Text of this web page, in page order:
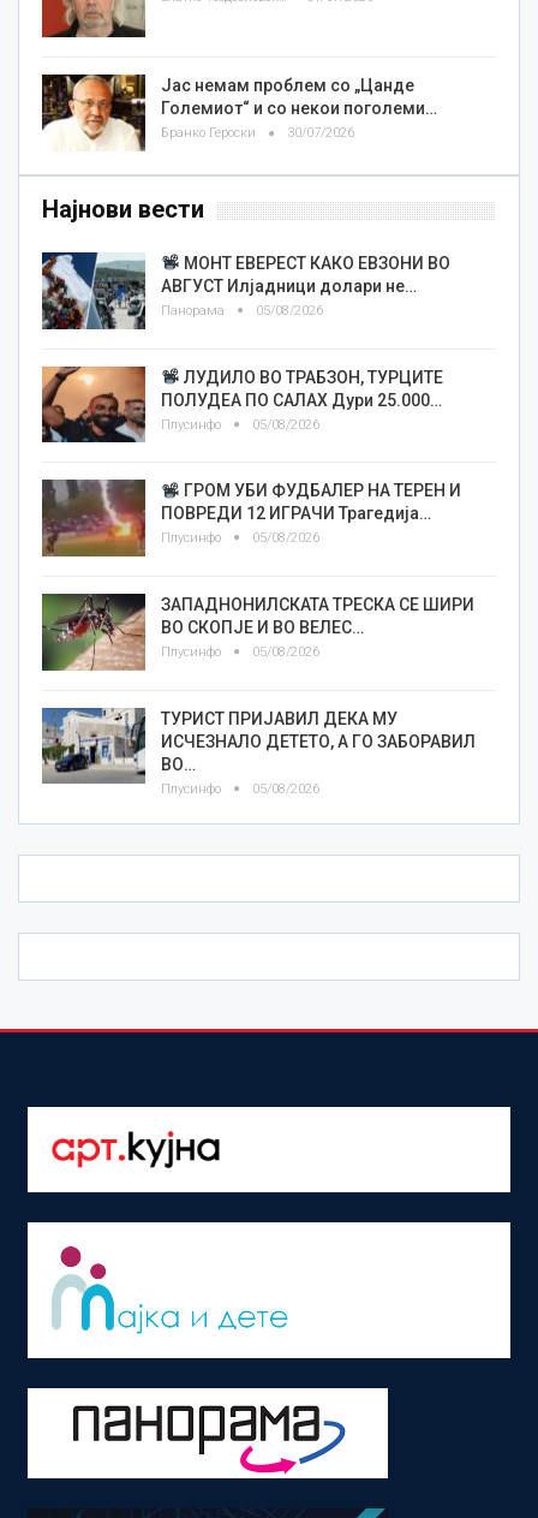
Јас немам проблем со „Цанде
Големиот“ и со некои поголеми…
Бранко Героски 30/07/2026
Најнови вести
МОНТ ЕВЕРЕСТ КАКО ЕВЗОНИ ВО
АВГУСТ Илјадници долари не…
Панорама 05/08/2026
ЛУДИЛО ВО ТРАБЗОН, ТУРЦИТЕ
ПОЛУДЕА ПО САЛАХ Дури 25.000…
Плусинфо 05/08/2026
ГРОМ УБИ ФУДБАЛЕР НА ТЕРЕН И
ПОВРЕДИ 12 ИГРАЧИ Трагедија…
Плусинфо 05/08/2026
ЗАПАДНОНИЛСКАТА ТРЕСКА СЕ ШИРИ
ВО СКОПЈЕ И ВО ВЕЛЕС…
Плусинфо 05/08/2026
ТУРИСТ ПРИЈАВИЛ ДЕКА МУ
ИСЧЕЗНАЛО ДЕТЕТО, А ГО ЗАБОРАВИЛ
ВО…
Плусинфо 05/08/2026